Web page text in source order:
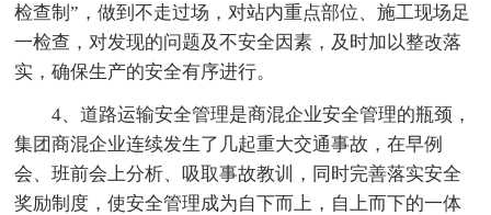
检查制”，做到不走过场，对站内重点部位、施工现场足
一检查，对发现的问题及不安全因素，及时加以整改落
实，确保生产的安全有序进行。
4、道路运输安全管理是商混企业安全管理的瓶颈，
集团商混企业连续发生了几起重大交通事故，在早例
会、班前会上分析、吸取事故教训，同时完善落实安全
奖励制度，使安全管理成为自下而上，自上而下的一体